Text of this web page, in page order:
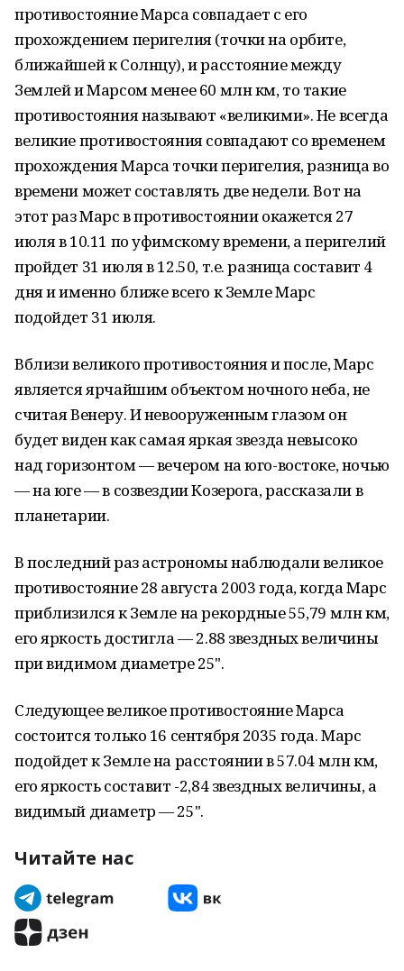
противостояние Марса совпадает с его
прохождением перигелия (точки на орбите,
ближайшей к Солнцу), и расстояние между
Землей и Марсом менее 60 млн км, то такие
противостояния называют «великими». Не всегда
великие противостояния совпадают со временем
прохождения Марса точки перигелия, разница во
времени может составлять две недели. Вот на
этот раз Марс в противостоянии окажется 27
июля в 10.11 по уфимскому времени, а перигелий
пройдет 31 июля в 12.50, т.е. разница составит 4
дня и именно ближе всего к Земле Марс
подойдет 31 июля.
Вблизи великого противостояния и после, Марс
является ярчайшим объектом ночного неба, не
считая Венеру. И невооруженным глазом он
будет виден как самая яркая звезда невысоко
над горизонтом — вечером на юго-востоке, ночью
— на юге — в созвездии Козерога, рассказали в
планетарии.
В последний раз астрономы наблюдали великое
противостояние 28 августа 2003 года, когда Марс
приблизился к Земле на рекордные 55,79 млн км,
его яркость достигла — 2.88 звездных величины
при видимом диаметре 25".
Следующее великое противостояние Марса
состоится только 16 сентября 2035 года. Марс
подойдет к Земле на расстоянии в 57.04 млн км,
его яркость составит -2,84 звездных величины, а
видимый диаметр — 25".
Читайте нас